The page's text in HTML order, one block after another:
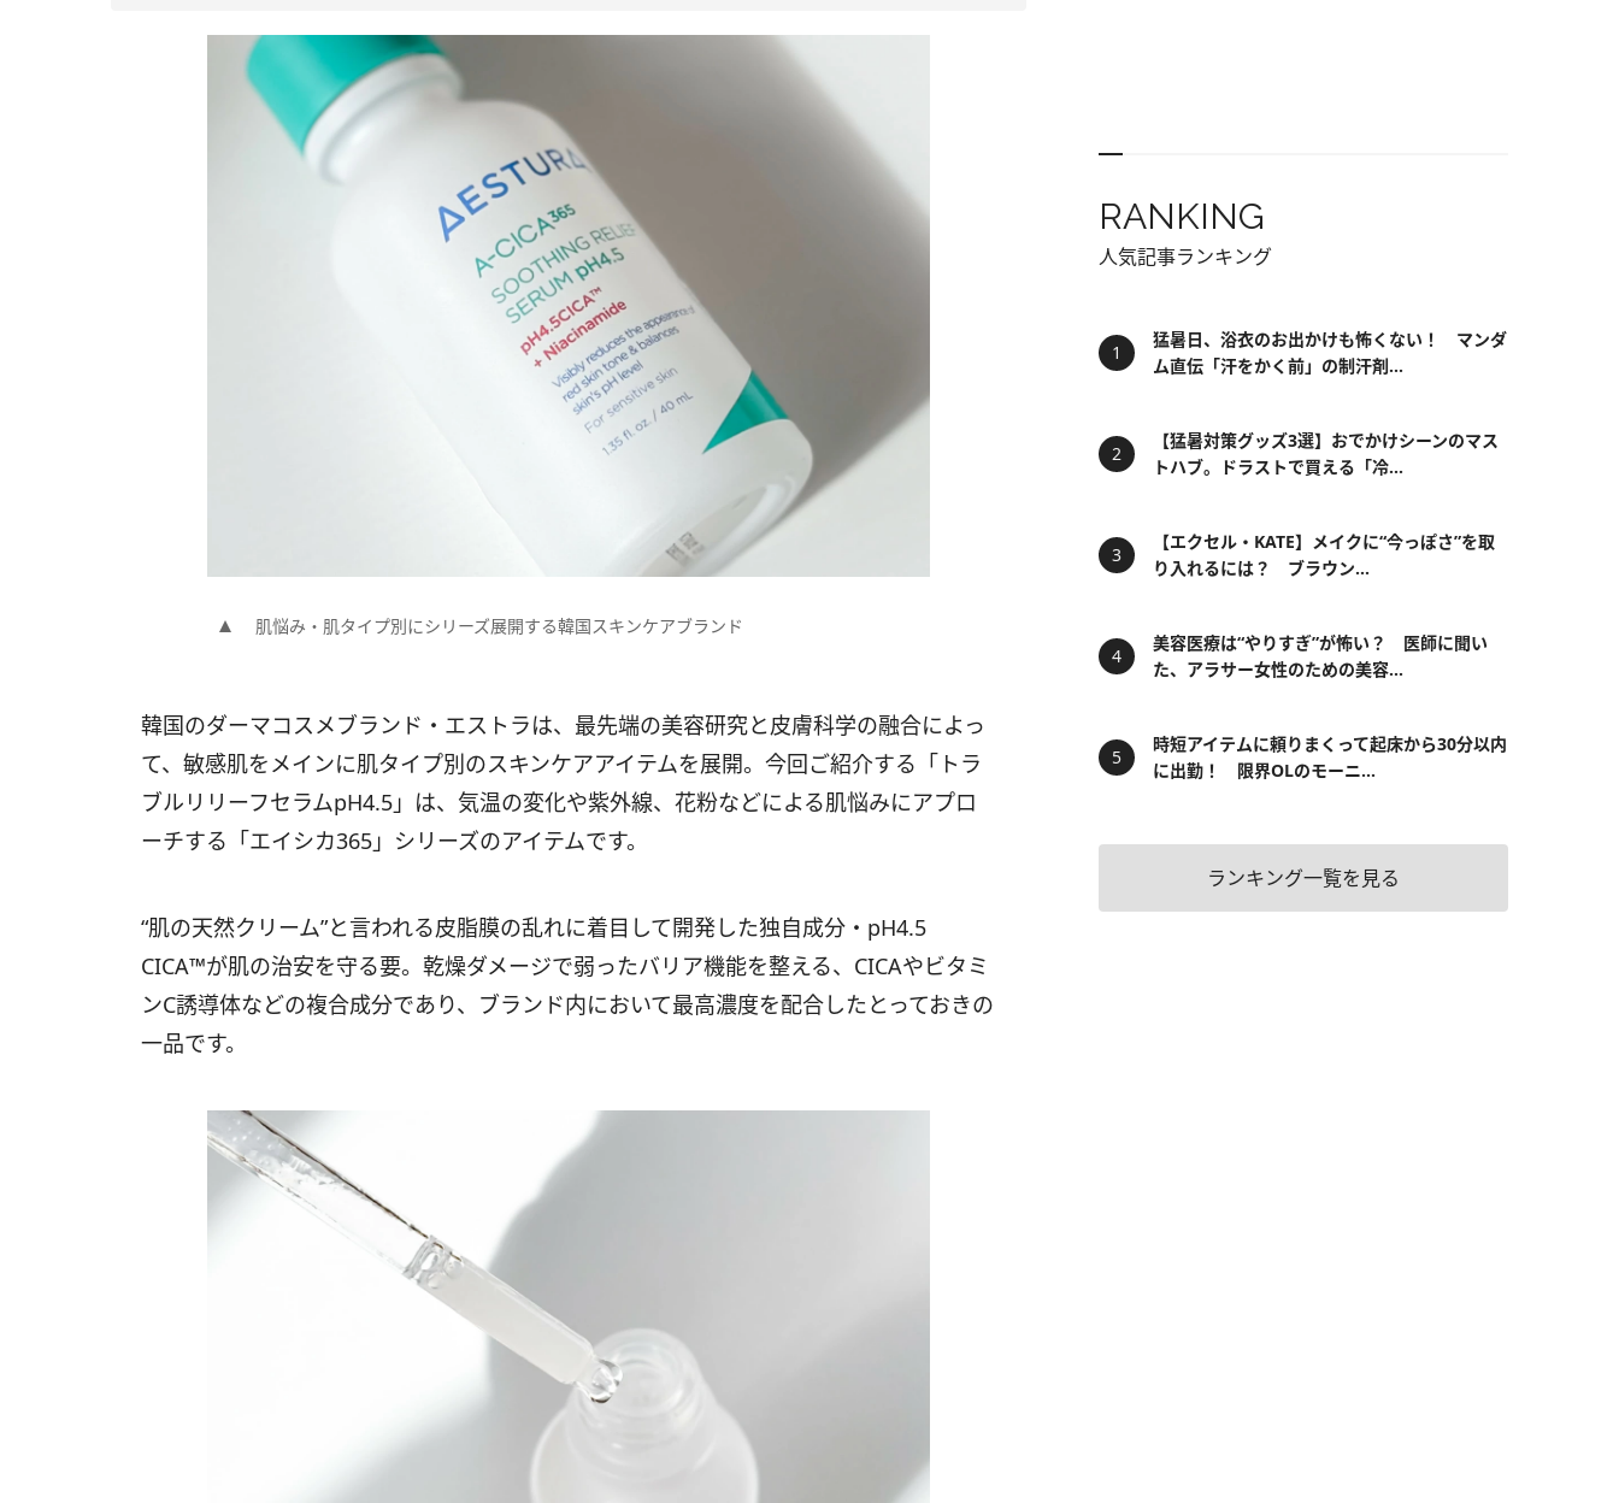
肌悩み・肌タイプ別にシリーズ展開する韓国スキンケアブランド
韓国のダーマコスメブランド・エストラは、最先端の美容研究と皮膚科学の融合によっ
て、敏感肌をメインに肌タイプ別のスキンケアアイテムを展開。今回ご紹介する「トラ
ブルリリーフセラムpH4.5」は、気温の変化や紫外線、花粉などによる肌悩みにアプロ
ーチする「エイシカ365」シリーズのアイテムです。
“肌の天然クリーム”と言われる皮脂膜の乱れに着目して開発した独自成分・pH4.5
CICA™が肌の治安を守る要。乾燥ダメージで弱ったバリア機能を整える、CICAやビタミ
ンC誘導体などの複合成分であり、ブランド内において最高濃度を配合したとっておきの
一品です。
RANKING
人気記事ランキング
猛暑日、浴衣のお出かけも怖くない！ マンダ
ム直伝「汗をかく前」の制汗剤...
【猛暑対策グッズ3選】おでかけシーンのマス
トハブ。ドラストで買える「冷...
【エクセル・KATE】メイクに“今っぽさ”を取
り入れるには？ ブラウン...
美容医療は“やりすぎ”が怖い？ 医師に聞い
た、アラサー女性のための美容...
時短アイテムに頼りまくって起床から30分以内
に出勤！ 限界OLのモーニ...
ランキング一覧を見る